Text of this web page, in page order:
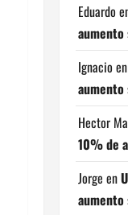
Eduardo
aumento
Ignacio en
aumento
Hector
10% de
Jorge en
aumento